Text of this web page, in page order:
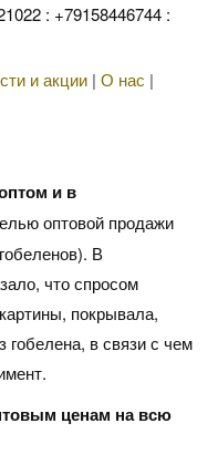
: +79158446744 :
и акции | О нас |
и в
оптовой продажи
В
что спросом
покрывала,
гобелена, в связи с чем
ценам на всю